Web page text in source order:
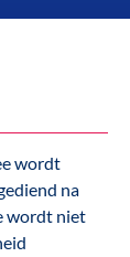
wordt
na
wordt niet